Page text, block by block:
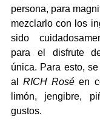
persona, para
mezclarlo con los
sido
para el disfrute
única. Para esto,
al RICH Rosé en
limón, jengibre,
gustos.